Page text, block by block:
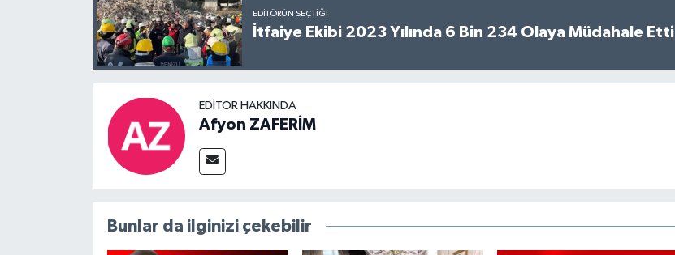
EDITÖRÜN SEÇTIĞI
İtfaiye Ekibi 2023 Yılında 6 Bin 234 Olaya Müdahale Etti
EDITÖR HAKKINDA
Afyon ZAFERİM
Bunlar da ilginizi çekebilir